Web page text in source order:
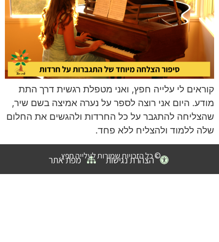
קוראים לי עלייה חפץ, ואני מטפלת רגשית דרך התת
מודע. היום אני רוצה לספר על נערה אמיצה בשם שיר,
שהצליחה להתגבר על כל החרדות ולהגשים את החלום
שלה ללמוד ולהצליח ללא פחד.
© כל הזכויות שמורות לעלייה חפץ.
הצהרת נגישות מפת אתר